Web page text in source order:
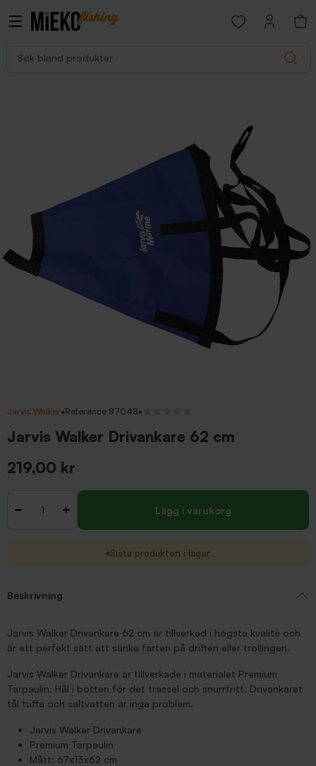
Search
Open favorites
Jarvis Walker•Reference 87048•
Jarvis Walker Drivankare 62 cm
219,00 kr
- + Lägg i varukorg
Sista produkten i lager
Beskrivning
Jarvis Walker Drivankare 62 cm är tillverkad i högsta kvalité och
är ett perfekt sätt att sänka farten på driften eller trollingen.
Jarvis Walker Drivankare är tillverkade i materialet Premium
Tarpaulin. Hål i botten för det trassel och snurrfritt. Drivankaret
tål tuffa och saltvatten är inga problem.
Jarvis Walker Drivankare
Premium Tarpaulin
Mått: 67x13x62 cm